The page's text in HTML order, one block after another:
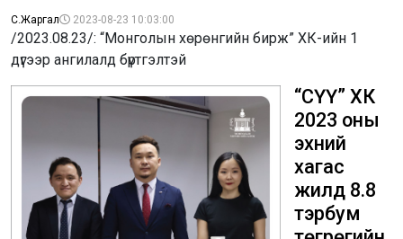
С.Жаргал 2023-08-23 10:03:00
/2023.08.23/: “Монголын хөрөнгийн бирж” ХК-ийн 1
дүгээр ангилалд бүртгэлтэй
“СҮҮ” ХК
2023 оны
эхний
хагас
жилд 8.8
тэрбум